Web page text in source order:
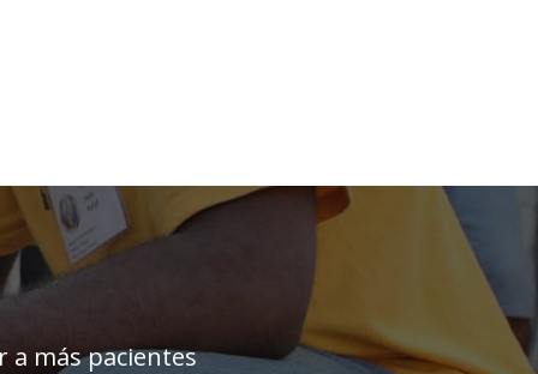
a más pacientes